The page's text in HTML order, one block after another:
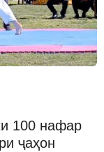
100 нафар
ҷаҳон